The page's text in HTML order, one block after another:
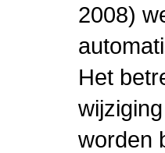
2008)
Het
worden